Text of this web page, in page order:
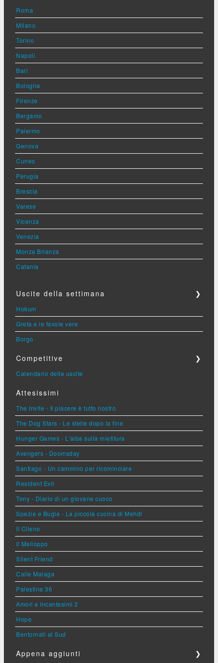
Roma
Milano
Torino
Napoli
Bari
Bologna
Firenze
Bergamo
Palermo
Genova
Cuneo
Perugia
Brescia
Varese
Vicenza
Venezia
Monza Brianza
Catania
Uscite della settimana ❯
Hokum
Greta e le favole vere
Borgo
Competitive ❯
Calendario delle uscite
Attesissimi
The Invite - Il piacere è tutto nostro
The Dog Stars - Le stelle dopo la fine
Hunger Games - L'alba sulla mietitura
Avengers - Doomsday
Santiago - Un cammino per ricominciare
Resident Evil
Tony - Diario di un giovane cuoco
Spezie e Bugie - La piccola cucina di Mehdi
Il Cileno
Il Malloppo
Silent Friend
Calle Malaga
Palestina 36
Amori e Incantesimi 2
Hope
Bentornati al Sud
Appena aggiunti ❯